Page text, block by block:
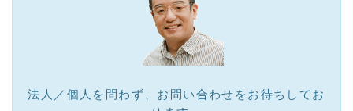
法人／個人を問わず、お問い合わせをお待ちしてお